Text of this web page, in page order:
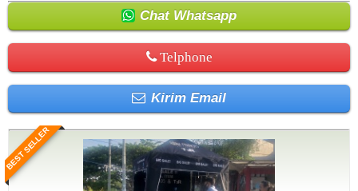
Chat Whatsapp
Telphone
Kirim Email
BEST SELLER